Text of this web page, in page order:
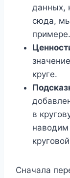
данных,
сюда,
примере.
круге.
в
наводим
Сначала